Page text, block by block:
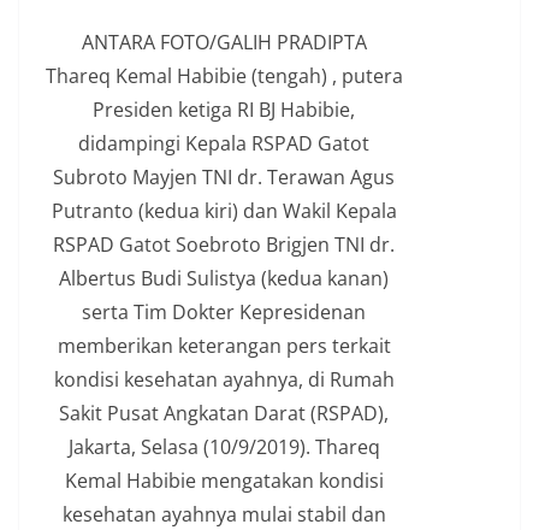
ANTARA FOTO/GALIH PRADIPTA
Thareq Kemal Habibie (tengah) , putera
Presiden ketiga RI BJ Habibie,
didampingi Kepala RSPAD Gatot
Subroto Mayjen TNI dr. Terawan Agus
Putranto (kedua kiri) dan Wakil Kepala
RSPAD Gatot Soebroto Brigjen TNI dr.
Albertus Budi Sulistya (kedua kanan)
serta Tim Dokter Kepresidenan
memberikan keterangan pers terkait
kondisi kesehatan ayahnya, di Rumah
Sakit Pusat Angkatan Darat (RSPAD),
Jakarta, Selasa (10/9/2019). Thareq
Kemal Habibie mengatakan kondisi
kesehatan ayahnya mulai stabil dan